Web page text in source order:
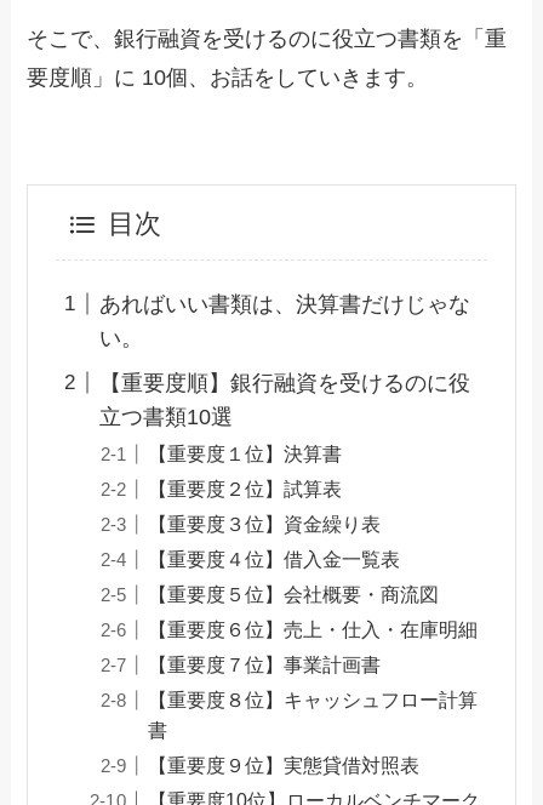
そこで、銀行融資を受けるのに役立つ書類を「重
要度順」に 10個、お話をしていきます。
目次
あればいい書類は、決算書だけじゃな
い。
【重要度順】銀行融資を受けるのに役
立つ書類10選
【重要度１位】決算書
【重要度２位】試算表
【重要度３位】資金繰り表
【重要度４位】借入金一覧表
【重要度５位】会社概要・商流図
【重要度６位】売上・仕入・在庫明細
【重要度７位】事業計画書
【重要度８位】キャッシュフロー計算
書
【重要度９位】実態貸借対照表
【重要度10位】ローカルベンチマーク